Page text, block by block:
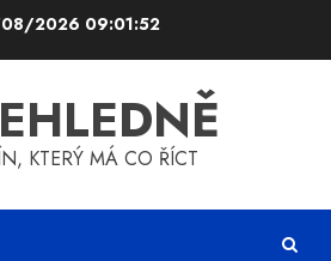
2026 09:01:52
KTERÝ MÁ CO ŘÍCT